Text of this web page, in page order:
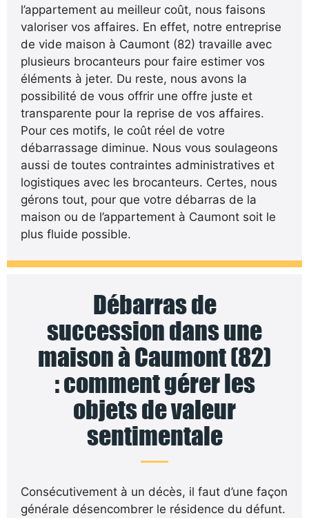
l’appartement au meilleur coût, nous faisons
valoriser vos affaires. En effet, notre entreprise
de vide maison à Caumont (82) travaille avec
plusieurs brocanteurs pour faire estimer vos
éléments à jeter. Du reste, nous avons la
possibilité de vous offrir une offre juste et
transparente pour la reprise de vos affaires.
Pour ces motifs, le coût réel de votre
débarrassage diminue. Nous vous soulageons
aussi de toutes contraintes administratives et
logistiques avec les brocanteurs. Certes, nous
gérons tout, pour que votre débarras de la
maison ou de l’appartement à Caumont soit le
plus fluide possible.
Débarras de
succession dans une
maison à Caumont (82)
: comment gérer les
objets de valeur
sentimentale
Consécutivement à un décès, il faut d’une façon
générale désencombrer le résidence du défunt.